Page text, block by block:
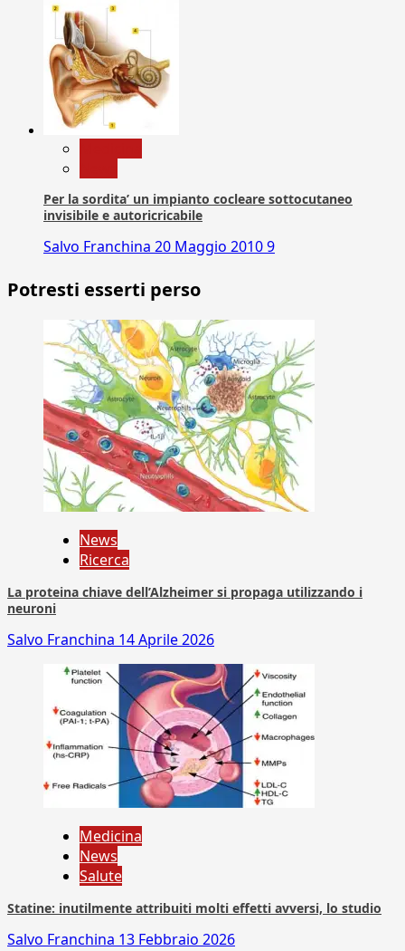
Per la sordita’ un impianto cocleare sottocutaneo
invisibile e autoricricabile
Salvo Franchina 20 Maggio 20109
Potresti esserti perso
News
Ricerca
La proteina chiave dell’Alzheimer si propaga utilizzando i
neuroni
Salvo Franchina 14 Aprile 2026
Medicina
News
Salute
Statine: inutilmente attribuiti molti effetti avversi, lo studio
Salvo Franchina 13 Febbraio 2026